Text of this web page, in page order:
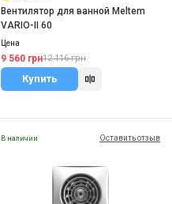
Вентилятор для ванной Meltem
VARIO-II 60
Цена
9 560 грн12 116 грн
Купить
В наличии Оставить отзыв